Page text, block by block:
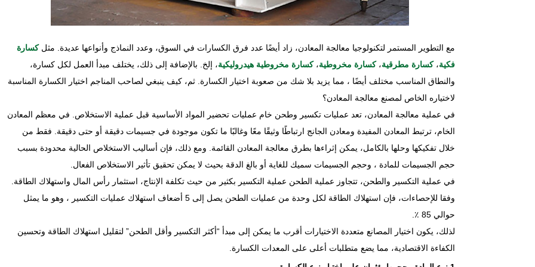
مع التطوير المستمر لتكنولوجيا معالجة المعادن، زاد أيضًا عدد فرق الكسارات في السوق، وعدد النماذج وأنواعها عديدة. مثلكسارة
فكية،كسارة مطرقية،كسارة مخروطية،كسارة مخروطية هيدروليكية، إلخ. بالإضافة إلى ذلك، يختلف مبدأ العمل لكل كسارة،
والنطاق المناسب مختلف أيضًا ، مما يزيد بلا شك من صعوبة اختيار الكسارة. ثم، كيف ينبغي لصاحب المناجم اختيار الكسارة المناسبة
لاختياره الخاص لمصنع معالجة المعادن؟
في عملية معالجة المعادن، تعد عمليات تكسير وطحن خام عمليات تحضير المواد الأساسية قبل عملية الاستخلاص. في معظم المعادن
الخام، ترتبط المعادن المفيدة ومعادن الجانج ارتباطًا وثيقًا معًا وغالبًا ما تكون موجودة في جسيمات دقيقة أو حتى دقيقة. فقط من
خلال تفكيكها وحلها بالكامل، يمكن إثراءها بطرق معالجة المعادن القائمة. ومع ذلك، فإن أساليب الاستخلاص الحالية محدودة بسبب
حجم الجسيمات للمادة ، وحجم الجسيمات سميك للغاية أو بالغ الدقة بحيث لا يمكن تحقيق تأثير الاستخلاص الفعال.
في عملية التكسير والطحن، تتجاوز عملية الطحن عملية التكسير بكثير من حيث تكلفة الإنتاج، استثمار رأس المال واستهلاك الطاقة.
وفقا للإحصاءات، فإن استهلاك الطاقة لكل وحدة من عمليات الطحن يصل إلى 5 أضعاف استهلاك عمليات التكسير ، وهو ما يمثل
حوالي 85 ٪.
لذلك، يكون اختيار المصانع متعددة الاختيارات أقرب ما يمكن إلى مبدأ “أكثر التكسير وأقل الطحن” لتقليل استهلاك الطاقة وتحسين
الكفاءة الاقتصادية، مما يضع متطلبات أعلى على المعدات الكسارة.